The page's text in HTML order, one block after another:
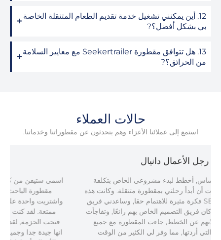
12. أين يمكنني تشغيل خدمة تقديم الطعام المتنقلة الخاصة
بي بشكل أفضل؟?
13. هل تتوافق مقطورة Seekertrailer مع معايير السلامة
من الحرائق؟?
حالات العملاء
استمع إلى عملائنا الأعزاء وهم يتحدثون عن مقطوراتنا وخدماتنا.
رجل الأعمال دانيال
أنا دانيال من تكساس, أخطط لبدء مشروعي الخاص بتكلفة
منخفضة, لذلك قررت أن أبدأ رحلتي بمقطورة متنقلة. وكانت هذه
فكرة مثيرة للاهتمام حقا, وساعدني فريق SEEKER TRAILER
في تحقيق خطتي, كان فريق التصميم الخاص بهم رائعًا, وتفاجأت
بمدى سرعة إعلانهم عن الخطط, جاءت المقطورة مع جميع
معدات الطبخ التي أردتها, مما وفر لي الكثير من الوقت.